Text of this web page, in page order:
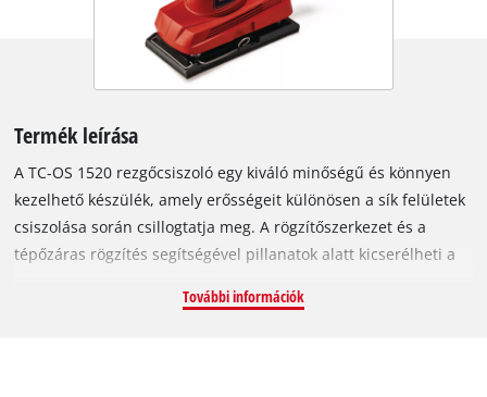
Termék leírása
A TC-OS 1520 rezgőcsiszoló egy kiváló minőségű és könnyen
kezelhető készülék, amely erősségeit különösen a sík felületek
csiszolása során csillogtatja meg. A rögzítőszerkezet és a
tépőzáras rögzítés segítségével pillanatok alatt kicserélheti a
nagyméretű, ergonomikus markolata könnyű kezelhetőséget
További információk